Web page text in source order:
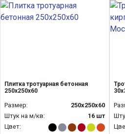
Плитка тротуарная бетонная
250х250х60
Размер:
250х250х60
Штук на м/кв:
16 шт
Цвет: